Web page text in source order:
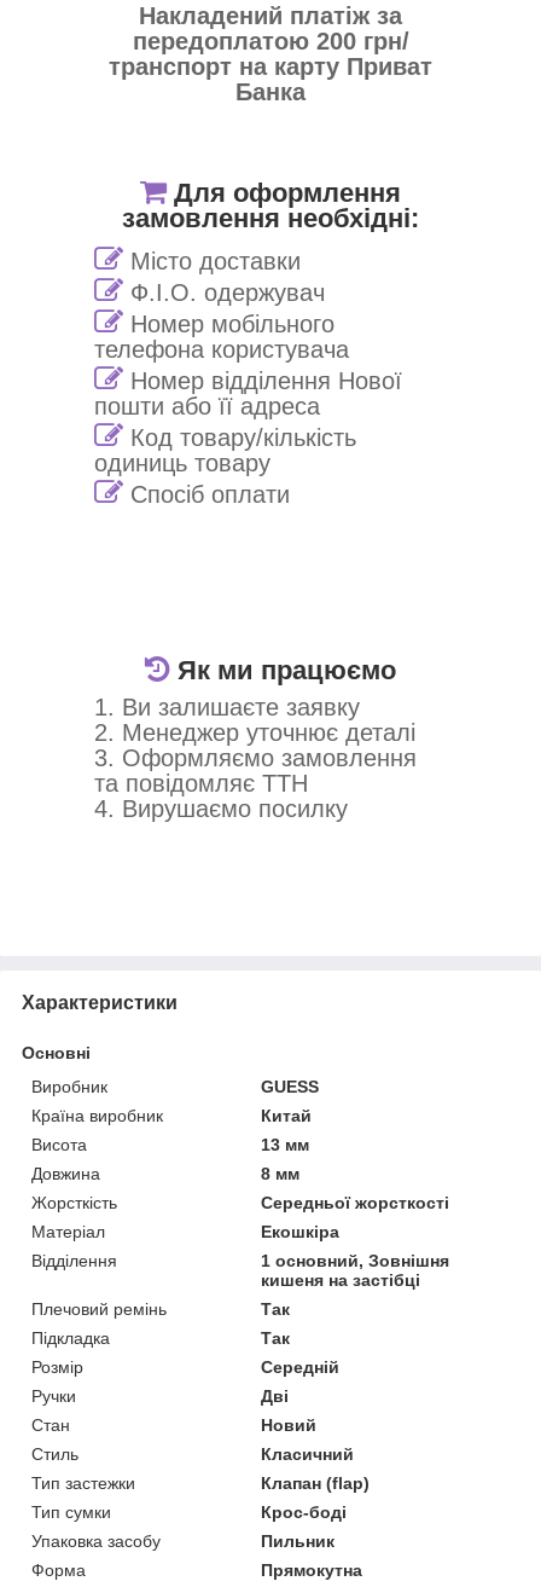
Накладений платіж за
передоплатою 200 грн/
транспорт на карту Приват
Банка
Як ми працюємо
1. Ви залишаєте заявку
2. Менеджер уточнює деталі
3. Оформляємо замовлення
та повідомляє ТТН
4. Вирушаємо посилку
Для оформлення
замовлення необхідні:
Місто доставки
Ф.І.О. одержувач
Номер мобільного
телефона користувача
Номер відділення Нової
пошти або її адреса
Код товару/кількість
одиниць товару
Спосіб оплати
Характеристики
Основні
Виробник
GUESS
Країна виробник
Китай
Висота
13 мм
Довжина
8 мм
Жорсткість
Середньої жорсткості
Матеріал
Екошкіра
Відділення
1 основний, Зовнішня
кишеня на застібці
Плечовий ремінь
Так
Підкладка
Так
Розмір
Середній
Ручки
Дві
Стан
Новий
Стиль
Класичний
Тип застежки
Клапан (flap)
Тип сумки
Крос-боді
Упаковка засобу
Пильник
Форма
Прямокутна